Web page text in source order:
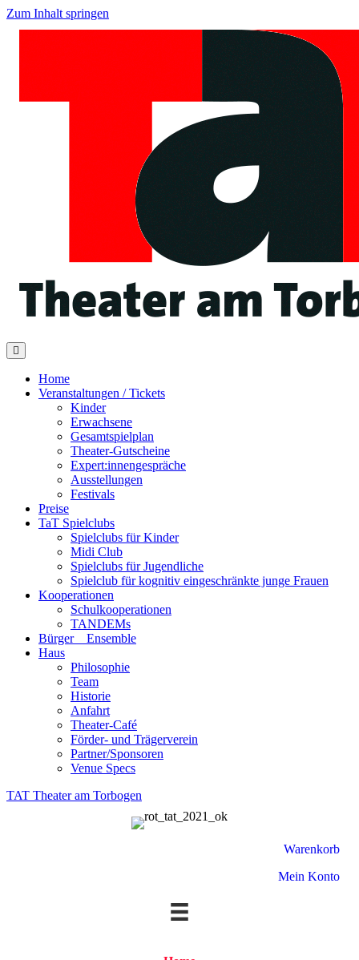
Zum Inhalt springen
Home
Veranstaltungen / Tickets
Kinder
Erwachsene
Gesamtspielplan
Theater-Gutscheine
Expert:innengespräche
Ausstellungen
Festivals
Preise
TaT Spielclubs
Spielclubs für Kinder
Midi Club
Spielclubs für Jugendliche
Spielclub für kognitiv eingeschränkte junge Frauen
Kooperationen
Schulkooperationen
TANDEMs
Bürger__Ensemble
Haus
Philosophie
Team
Historie
Anfahrt
Theater-Café
Förder- und Trägerverein
Partner/Sponsoren
Venue Specs
TAT Theater am Torbogen
Warenkorb
Mein Konto